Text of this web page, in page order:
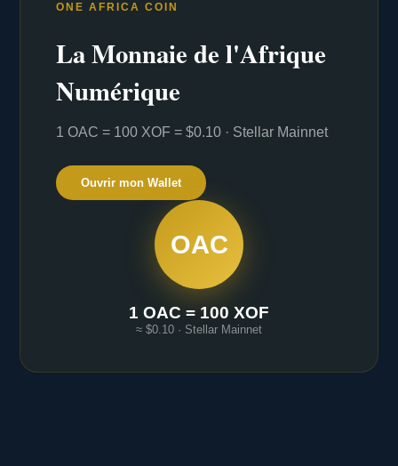
ONE AFRICA COIN
La Monnaie de l'Afrique
Numérique
1 OAC = 100 XOF = $0.10 · Stellar Mainnet
Ouvrir mon Wallet
OAC
1 OAC = 100 XOF
≈ $0.10 · Stellar Mainnet